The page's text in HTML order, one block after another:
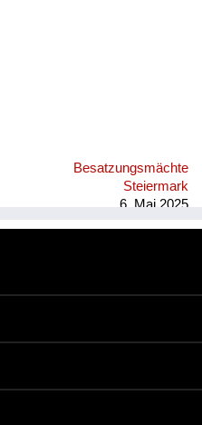
Besatzungsmächte
Steiermark
6. Mai 2025